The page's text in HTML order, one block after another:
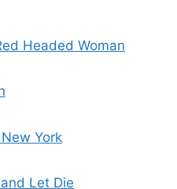
Headed Woman
York
Let Die